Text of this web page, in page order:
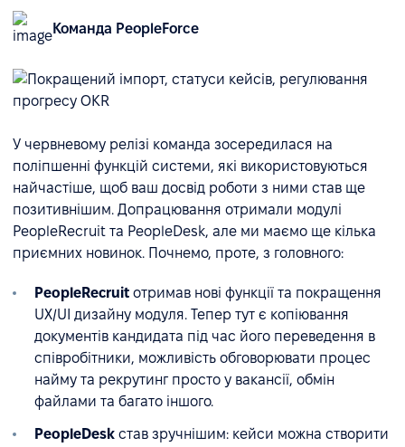
Команда PeopleForce
У червневому релізі команда зосередилася на
поліпшенні функцій системи, які використовуються
найчастіше, щоб ваш досвід роботи з ними став ще
позитивнішим. Допрацювання отримали модулі
PeopleRecruit та PeopleDesk, але ми маємо ще кілька
приємних новинок. Почнемо, проте, з головного:
PeopleRecruit отримав нові функції та покращення
UX/UI дизайну модуля. Тепер тут є копіювання
документів кандидата під час його переведення в
співробітники, можливість обговорювати процес
найму та рекрутинг просто у вакансії, обмін
файлами та багато іншого.
PeopleDesk став зручнішим: кейси можна створити